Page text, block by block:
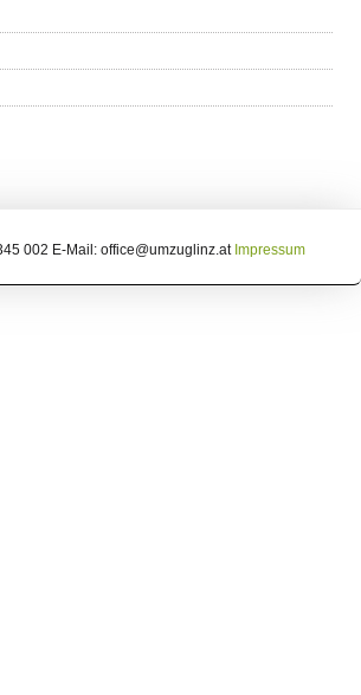
002 E-Mail: office@umzuglinz.at Impressum